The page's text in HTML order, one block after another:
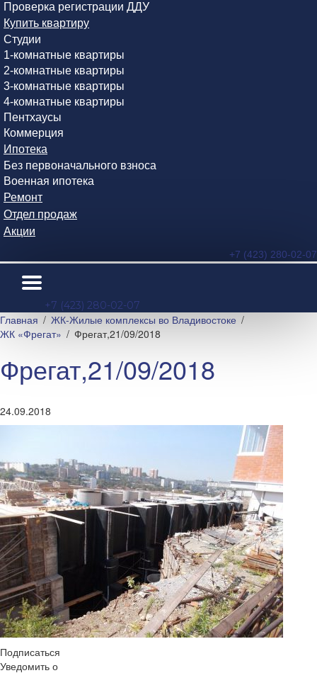
Проверка регистрации ДДУ
Купить квартиру
Студии
1-комнатные квартиры
2-комнатные квартиры
3-комнатные квартиры
4-комнатные квартиры
Пентхаусы
Коммерция
Ипотека
Без первоначального взноса
Военная ипотека
Ремонт
Отдел продаж
Акции
+7 (423) 280-02-07
+7 (423) 280-02-07
Главная
ЖК-Жилые комплексы во Владивостоке
ЖК «Фрегат»
Фрегат,21/09/2018
Фрегат,21/09/2018
24.09.2018
Подписаться
Уведомить о